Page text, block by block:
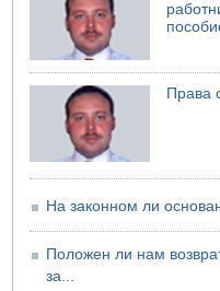
Права
На законном ли
Положен ли нам
за...